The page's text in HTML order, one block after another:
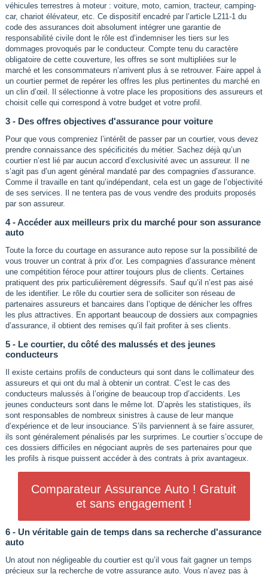
véhicules terrestres à moteur : voiture, moto, camion, tracteur, camping-
car, chariot élévateur, etc. Ce dispositif encadré par l’article L211-1 du
code des assurances doit absolument intégrer une garantie de
responsabilité civile dont le rôle est d’indemniser les tiers sur les
dommages provoqués par le conducteur. Compte tenu du caractère
obligatoire de cette couverture, les offres se sont multipliées sur le
marché et les consommateurs n’arrivent plus à se retrouver. Faire appel à
un courtier permet de repérer les offres les plus pertinentes du marché en
un clin d’œil. Il sélectionne à votre place les propositions des assureurs et
choisit celle qui correspond à votre budget et votre profil.
3 - Des offres objectives d'assurance pour voiture
Pour que vous compreniez l’intérêt de passer par un courtier, vous devez
prendre connaissance des spécificités du métier. Sachez déjà qu’un
courtier n’est lié par aucun accord d’exclusivité avec un assureur. Il ne
s’agit pas d’un agent général mandaté par des compagnies d’assurance.
Comme il travaille en tant qu’indépendant, cela est un gage de l’objectivité
de ses services. Il ne tentera pas de vous vendre des produits proposés
par son assureur.
4 - Accéder aux meilleurs prix du marché pour son assurance
auto
Toute la force du courtage en assurance auto repose sur la possibilité de
vous trouver un contrat à prix d’or. Les compagnies d’assurance mènent
une compétition féroce pour attirer toujours plus de clients. Certaines
pratiquent des prix particulièrement dégressifs. Sauf qu’il n’est pas aisé
de les identifier. Le rôle du courtier sera de solliciter son réseau de
partenaires assureurs et bancaires dans l’optique de dénicher les offres
les plus attractives. En apportant beaucoup de dossiers aux compagnies
d’assurance, il obtient des remises qu’il fait profiter à ses clients.
5 - Le courtier, du côté des malussés et des jeunes
conducteurs
Il existe certains profils de conducteurs qui sont dans le collimateur des
assureurs et qui ont du mal à obtenir un contrat. C’est le cas des
conducteurs malussés à l’origine de beaucoup trop d’accidents. Les
jeunes conducteurs sont dans le même lot. D’après les statistiques, ils
sont responsables de nombreux sinistres à cause de leur manque
d’expérience et de leur insouciance. S’ils parviennent à se faire assurer,
ils sont généralement pénalisés par les surprimes. Le courtier s’occupe de
ces dossiers difficiles en négociant auprès de ses partenaires pour que
les profils à risque puissent accéder à des contrats à prix avantageux.
Comparateur Assurance Auto ! Gratuit
et sans engagement !
6 - Un véritable gain de temps dans sa recherche d'assurance
auto
Un atout non négligeable du courtier est qu’il vous fait gagner un temps
précieux sur la recherche de votre assurance auto. Vous n’avez pas à